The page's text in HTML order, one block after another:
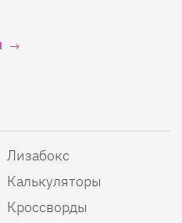
Лизабокс
Калькуляторы
Кроссворды